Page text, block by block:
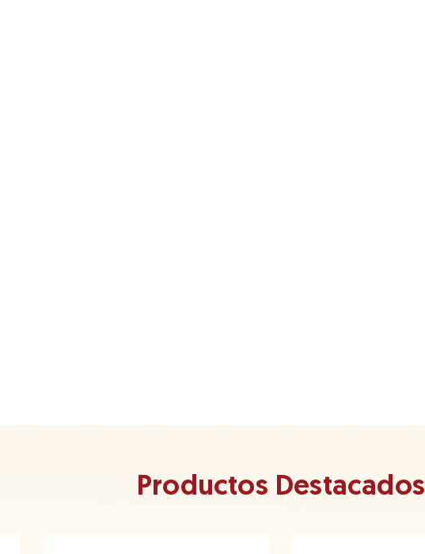
Productos Destacados